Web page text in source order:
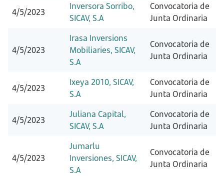
4/5/2023
Inversora Sorribo,
SICAV, S.A
Convocatoria de
Junta Ordinaria
4/5/2023
Irasa Inversions
Mobiliaries, SICAV,
S.A
Convocatoria de
Junta Ordinaria
4/5/2023
Ixeya 2010, SICAV,
S.A
Convocatoria de
Junta Ordinaria
4/5/2023
Juliana Capital,
SICAV, S.A
Convocatoria de
Junta Ordinaria
4/5/2023
Jumarlu
Inversiones, SICAV,
S.A
Convocatoria de
Junta Ordinaria